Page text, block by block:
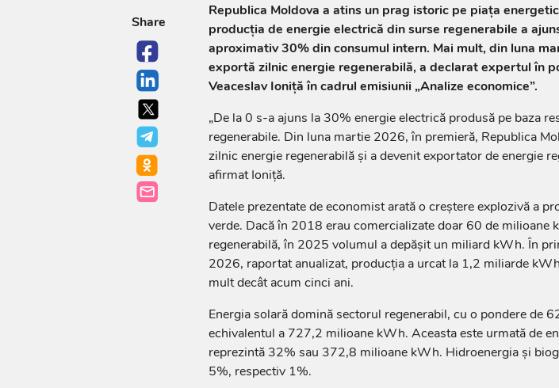
Share
Republica Moldova a atins un prag istoric pe piața
producția de energie electrică din surse regenerabile a
aproximativ 30% din consumul intern. Mai mult, din luna
exportă zilnic energie regenerabilă, a declarat expertul în
Veaceslav Ioniță în cadrul emisiunii „Analize economice”.
„De la 0 s-a ajuns la 30% energie electrică produsă pe baza
regenerabile. Din luna martie 2026, în premieră, Republica
zilnic energie regenerabilă și a devenit exportator de energie
afirmat Ioniță.
Datele prezentate de economist arată o creștere explozivă a
verde. Dacă în 2018 erau comercializate doar 60 de milioane
regenerabilă, în 2025 volumul a depășit un miliard kWh. În
2026, raportat anualizat, producția a urcat la 1,2 miliarde
mult decât acum cinci ani.
Energia solară domină sectorul regenerabil, cu o pondere de
echivalentul a 727,2 milioane kWh. Aceasta este urmată de
reprezintă 32% sau 372,8 milioane kWh. Hidroenergia și
5%, respectiv 1%.